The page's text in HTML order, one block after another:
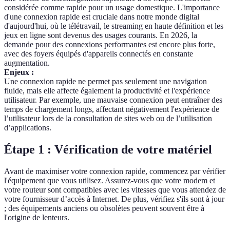
considérée comme rapide pour un usage domestique. L'importance
d'une connexion rapide est cruciale dans notre monde digital
d'aujourd'hui, où le télétravail, le streaming en haute définition et les
jeux en ligne sont devenus des usages courants. En 2026, la
demande pour des connexions performantes est encore plus forte,
avec des foyers équipés d'appareils connectés en constante
augmentation.
Enjeux :
Une connexion rapide ne permet pas seulement une navigation
fluide, mais elle affecte également la productivité et l'expérience
utilisateur. Par exemple, une mauvaise connexion peut entraîner des
temps de chargement longs, affectant négativement l'expérience de
l’utilisateur lors de la consultation de sites web ou de l’utilisation
d’applications.
Étape 1 : Vérification de votre matériel
Avant de maximiser votre connexion rapide, commencez par vérifier
l'équipement que vous utilisez. Assurez-vous que votre modem et
votre routeur sont compatibles avec les vitesses que vous attendez de
votre fournisseur d’accès à Internet. De plus, vérifiez s'ils sont à jour
; des équipements anciens ou obsolètes peuvent souvent être à
l'origine de lenteurs.